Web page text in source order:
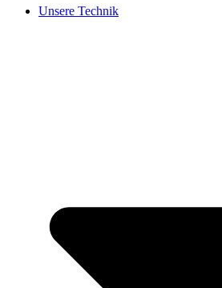
Unsere Technik